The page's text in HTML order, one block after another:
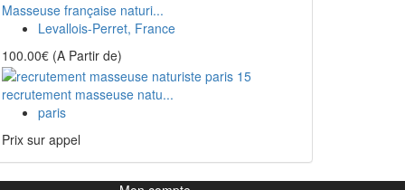
Masseuse française naturi...
Levallois-Perret, France
100.00€ (A Partir de)
recrutement masseuse natu...
paris
Prix ​​sur appel